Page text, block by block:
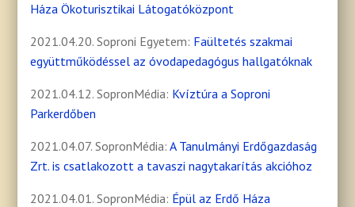
Háza Ökoturisztikai Látogatóközpont
2021.04.20. Soproni Egyetem: Faültetés szakmai
együttműködéssel az óvodapedagógus hallgatóknak
2021.04.12. SopronMédia: Kvíztúra a Soproni
Parkerdőben
2021.04.07. SopronMédia:A Tanulmányi Erdőgazdaság
Zrt. is csatlakozott a tavaszi nagytakarítás akcióhoz
2021.04.01. SopronMédia: Épül az Erdő Háza